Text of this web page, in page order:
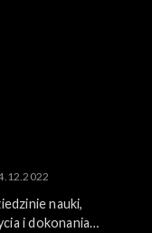
nauki,
i dokonania